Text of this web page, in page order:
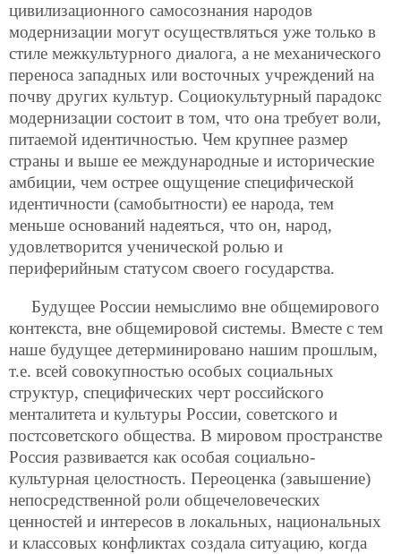
цивилизационного самосознания народов
модернизации могут осуществляться уже только в
стиле межкультурного диалога, а не механического
переноса западных или восточных учреждений на
почву других культур. Социокультурный парадокс
модернизации состоит в том, что она требует воли,
питаемой идентичностью. Чем крупнее размер
страны и выше ее международные и исторические
амбиции, чем острее ощущение специфической
идентичности (самобытности) ее народа, тем
меньше оснований надеяться, что он, народ,
удовлетворится ученической ролью и
периферийным статусом своего государства.
Будущее России немыслимо вне общемирового
контекста, вне общемировой системы. Вместе с тем
наше будущее детерминировано нашим прошлым,
т.е. всей совокупностью особых социальных
структур, специфических черт российского
менталитета и культуры России, советского и
постсоветского общества. В мировом пространстве
Россия развивается как особая социально-
культурная целостность. Переоценка (завышение)
непосредственной роли общечеловеческих
ценностей и интересов в локальных, национальных
и классовых конфликтах создала ситуацию, когда